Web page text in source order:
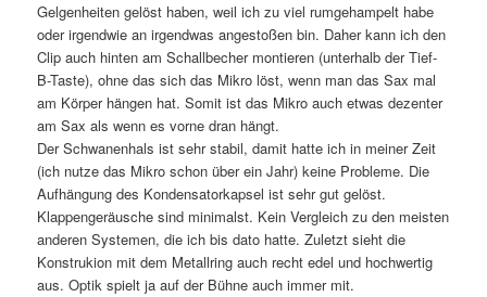
Gelgenheiten gelöst haben, weil ich zu viel rumgehampelt habe
oder irgendwie an irgendwas angestoßen bin. Daher kann ich den
Clip auch hinten am Schallbecher montieren (unterhalb der Tief-
B-Taste), ohne das sich das Mikro löst, wenn man das Sax mal
am Körper hängen hat. Somit ist das Mikro auch etwas dezenter
am Sax als wenn es vorne dran hängt.
Der Schwanenhals ist sehr stabil, damit hatte ich in meiner Zeit
(ich nutze das Mikro schon über ein Jahr) keine Probleme. Die
Aufhängung des Kondensatorkapsel ist sehr gut gelöst.
Klappengeräusche sind minimalst. Kein Vergleich zu den meisten
anderen Systemen, die ich bis dato hatte. Zuletzt sieht die
Konstrukion mit dem Metallring auch recht edel und hochwertig
aus. Optik spielt ja auf der Bühne auch immer mit.